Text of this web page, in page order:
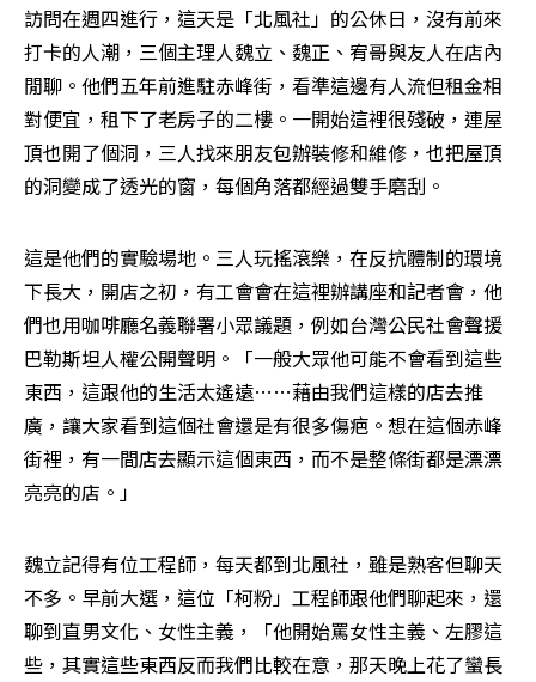
訪問在週四進行，這天是「北風社」的公休日，沒有前來
打卡的人潮，三個主理人魏立、魏正、宥哥與友人在店內
閒聊。他們五年前進駐赤峰街，看準這邊有人流但租金相
對便宜，租下了老房子的二樓。一開始這裡很殘破，連屋
頂也開了個洞，三人找來朋友包辦裝修和維修，也把屋頂
的洞變成了透光的窗，每個角落都經過雙手磨刮。
這是他們的實驗場地。三人玩搖滾樂，在反抗體制的環境
下長大，開店之初，有工會會在這裡辦講座和記者會，他
們也用咖啡廳名義聯署小眾議題，例如台灣公民社會聲援
巴勒斯坦人權公開聲明。「一般大眾他可能不會看到這些
東西，這跟他的生活太遙遠……藉由我們這樣的店去推
廣，讓大家看到這個社會還是有很多傷疤。想在這個赤峰
街裡，有一間店去顯示這個東西，而不是整條街都是漂漂
亮亮的店。」
魏立記得有位工程師，每天都到北風社，雖是熟客但聊天
不多。早前大選，這位「柯粉」工程師跟他們聊起來，還
聊到直男文化、女性主義，「他開始罵女性主義、左膠這
些，其實這些東西反而我們比較在意，那天晚上花了蠻長